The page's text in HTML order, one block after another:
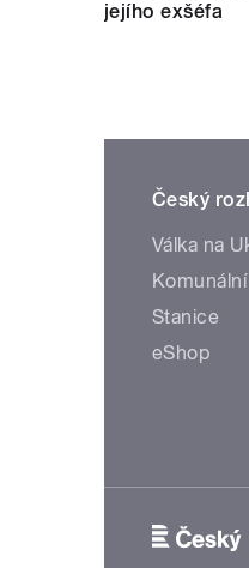
jejího exšéfa
Český
Válka na
Stanice
eShop